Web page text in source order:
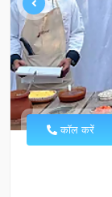
कॉल करें